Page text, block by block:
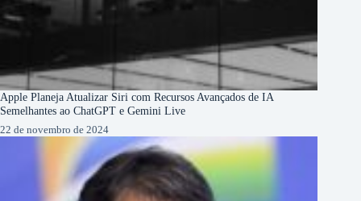
Apple Planeja Atualizar Siri com Recursos Avançados de IA
Semelhantes ao ChatGPT e Gemini Live
22 de novembro de 2024